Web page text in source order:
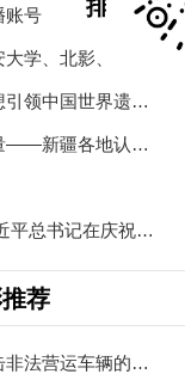
排行榜
账号
擦亮中华文明重要名片——习近平文化思想引领中国世界遗产申报保...
凝聚起建设社会主义现代化新疆的磅礴力量——新疆各地认真学习贯...
李强主持召开国务院党组会议 学习贯彻习近平总书记在庆祝中国共产...
荐
最靠谱的网赌软件交通运输局关于严厉打击非法营运车辆的公告